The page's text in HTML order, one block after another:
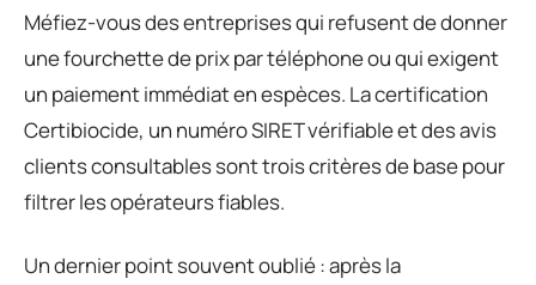
Méfiez-vous des entreprises qui refusent de donner
une fourchette de prix par téléphone ou qui exigent
un paiement immédiat en espèces. La certification
Certibiocide, un numéro SIRET vérifiable et des avis
clients consultables sont trois critères de base pour
filtrer les opérateurs fiables.
Un dernier point souvent oublié : après la